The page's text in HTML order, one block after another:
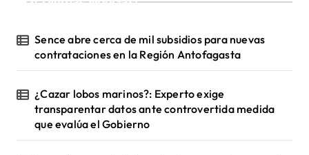
Sence abre cerca de mil subsidios para nuevas
contrataciones en la Región Antofagasta
¿Cazar lobos marinos?: Experto exige
transparentar datos ante controvertida medida
que evalúa el Gobierno